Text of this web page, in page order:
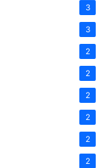
3
3
2
2
2
2
2
2